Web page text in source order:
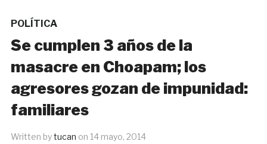
POLÍTICA
Se cumplen 3 años de la
masacre en Choapam; los
agresores gozan de impunidad:
familiares
Written bytucan on 14 mayo, 2014